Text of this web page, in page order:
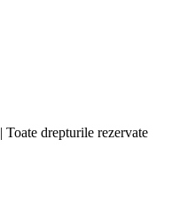
| Toate drepturile rezervate